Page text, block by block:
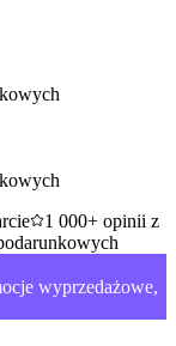
1 000+ opinii z
wyprzedażowe,